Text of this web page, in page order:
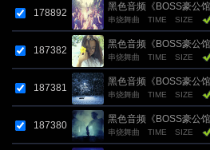
178892
黑色音频《BOSS豪公
串烧舞曲 TIME SIZE
187382
黑色音频《BOSS豪公
Mix
串烧舞曲 TIME SIZE
187381
黑色音频《BOSS豪公
刚 Mix
串烧舞曲 TIME SIZE
187380
黑色音频《BOSS豪公
DJ刚刚 Mix
串烧舞曲 TIME SIZE